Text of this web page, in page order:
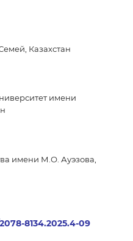
Казахстан
имени
имени М.О. Ауэзова,
8134.2025.4-09